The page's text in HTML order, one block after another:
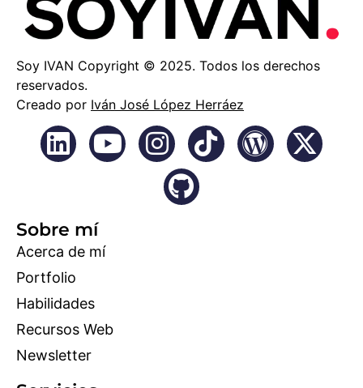
Soy IVAN Copyright © 2025. Todos los derechos
reservados.
Creado por Iván José López Herráez
Sobre mí
Acerca de mí
Portfolio
Habilidades
Recursos Web
Newsletter